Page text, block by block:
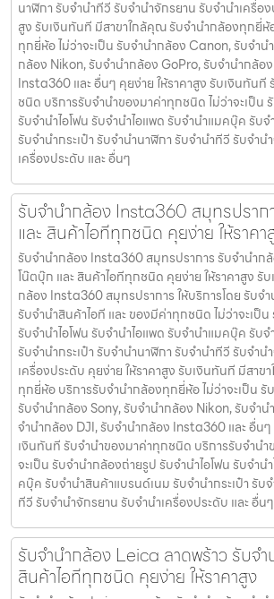
นาฬิกา รับจํานําทีวี รับจํานําจักรยาน รับจํานําเครื่อ
สูง รับเงินทันที มีสาขาใกล้คุณ รับจำนำกล้องทุกยี่ห้
ทุกยี่ห้อ ไม่ว่าจะเป็น รับจำนำกล้อง Canon, รับจำน
กล้อง Nikon, รับจำนำกล้อง GoPro, รับจำนำกล้อ
Insta360 และ อื่นๆ คุยง่าย ให้ราคาสูง รับเงินทันที
ชนิด บริการรับจำนำของมาค่าทุกชนิด ไม่ว่าจะเป็น
รับจํานําไอโฟน รับจํานําไอแพด รับจํานําแมคบุ๊ค รับ
รับจํานํากระเป๋า รับจํานํานาฬิกา รับจํานําทีวี รับจํานํ
เครื่องประดับ และ อื่นๆ
รับจำนำกล้อง Insta360 สมุทรปราก
และ สินค้าไอทีทุกชนิด คุยง่าย ให้ราคา
รับจำนำกล้อง Insta360 สมุทรปราการ รับจํานําก
โน๊ตบุ๊ก และ สินค้าไอทีทุกชนิด คุยง่าย ให้ราคาสูง รั
กล้อง Insta360 สมุทรปราการ ให้บริการโดย รับจํ
รับจํานําสินค้าไอที และ ของมีค่าทุกชนิด ไม่ว่าจะเป็
รับจํานําไอโฟน รับจํานําไอแพด รับจํานําแมคบุ๊ค รับ
รับจํานํากระเป๋า รับจํานํานาฬิกา รับจํานําทีวี รับจํานํ
เครื่องประดับ คุยง่าย ให้ราคาสูง รับเงินทันที มีสา
ทุกยี่ห้อ บริการรับจำนำกล้องทุกยี่ห้อ ไม่ว่าจะเป็น
รับจำนำกล้อง Sony, รับจำนำกล้อง Nikon, รับจำ
จำนำกล้อง DJI, รับจำนำกล้อง Insta360 และ อื่นๆ
เงินทันที รับจำนำของมาค่าทุกชนิด บริการรับจำนำ
จะเป็น รับจํานํากล้องถ่ายรูป รับจํานําไอโฟน รับจํานํ
คบุ๊ค รับจํานําสินค้าแบรนด์เนม รับจํานํากระเป๋า รับ
ทีวี รับจํานําจักรยาน รับจํานําเครื่องประดับ และ อื่นๆ
รับจำนำกล้อง Leica ลาดพร้าว รับจํา
สินค้าไอทีทุกชนิด คุยง่าย ให้ราคาสูง